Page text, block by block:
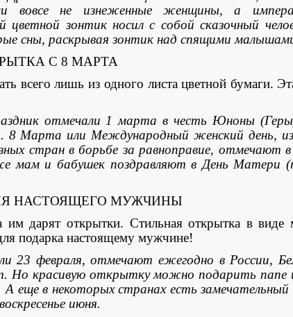
вовсе не изнеженные женщины, а
зонтик носил с собой сказочный
сны, раскрывая зонтик над спящими
С 8 МАРТА
лишь из одного листа цветной бумаги.
отмечали 1 марта в честь Юноны
8 Марта или Международный женский день,
стран в борьбе за равноправие, отмечают
и бабушек поздравляют в День Матери
НАСТОЯЩЕГО МУЖЧИНЫ
открытки. Стильная открытка в виде
подарка настоящему мужчине!
23 февраля, отмечают ежегодно в России,
Но красивую открытку можно подарить папе
еще в некоторых странах есть замечательный
июня.